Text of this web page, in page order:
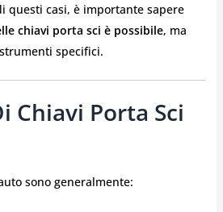
questi casi, è importante sapere
chiavi porta sci è possibile, ma
specifici.
Chiavi Porta Sci
sono generalmente: